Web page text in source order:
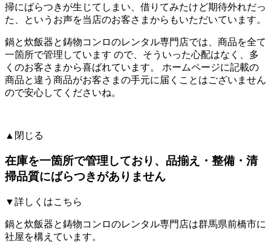
掃にばらつきが生じてしまい、借りてみたけど期待外れだっ
た、というお声を当店のお客さまからもいただいています。
鍋と炊飯器と鋳物コンロのレンタル専門店では、 商品を全て
一箇所で管理しています ので、そういった心配はなく、多
くのお客さまから喜ばれています。
ホームページに記載の
商品と違う商品がお客さまの手元に届くことはございません
ので安心してくださいね。
▲閉じる
在庫を一箇所で管理しており、品揃え・整備・清
掃品質にばらつきがありません
▼詳しくはこちら
鍋と炊飯器と鋳物コンロのレンタル専門店は群馬県前橋市に
社屋を構えています。